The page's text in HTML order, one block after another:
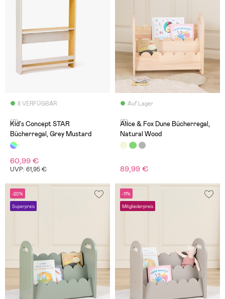
8 VERFÜGBAR
(0)
Kid's Concept STAR
Bücherregal, Grey Mustard
60,99 €
UVP: 61,95 €
Auf Lager
(5)
Alice & Fox Dune Bücherregal,
Natural Wood
89,99 €
-20%
Superpreis
-11%
Mitgliederpreis